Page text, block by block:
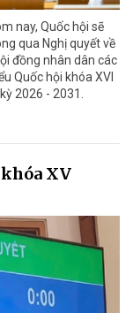
nay, Quốc hội sẽ
qua Nghị quyết về
đồng nhân dân các
Quốc hội khóa XVI
2026 - 2031.
XV